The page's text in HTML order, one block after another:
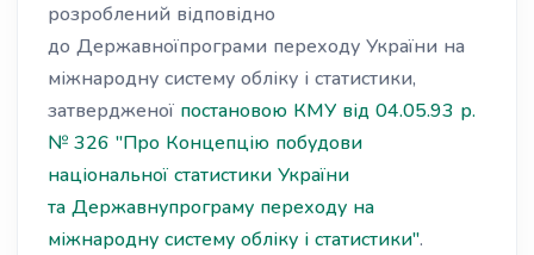
розроблений відповідно
до Державноїпрограми переходу України на
міжнародну систему обліку і статистики,
затвердженої постановою КМУ від 04.05.93 р.
№ 326 "Про Концепцію побудови
національної статистики України
та Державнупрограму переходу на
міжнародну систему обліку і статистики".